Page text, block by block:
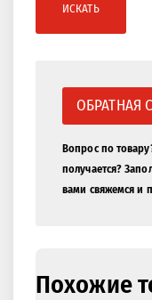
ИСКАТЬ
ОБРАТНАЯ
Вопрос по
получается?
вами свяжемся и
Похожие